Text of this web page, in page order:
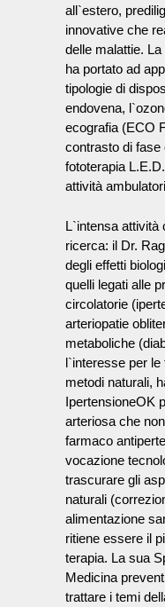
all`estero,
innovative che
delle malattie.
ha portato ad
tipologie di
endovena,
ecografia (ECO
contrasto di
fototerapia
attività
L`intensa attività
ricerca: il Dr.
degli effetti
quelli legati alle
circolatorie
arteriopatie
metaboliche
l`interesse per
metodi naturali,
IpertensioneOK
arteriosa che
farmaco
vocazione
trascurare gli
naturali
alimentazione
ritiene essere il
terapia. La sua
Medicina
trattare i temi